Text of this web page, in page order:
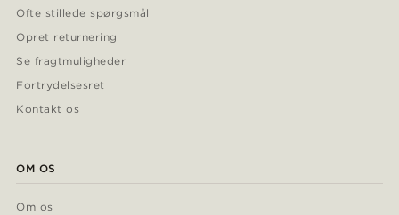
Ofte stillede spørgsmål
Opret returnering
Se fragtmuligheder
Fortrydelsesret
Kontakt os
OM OS
Om os